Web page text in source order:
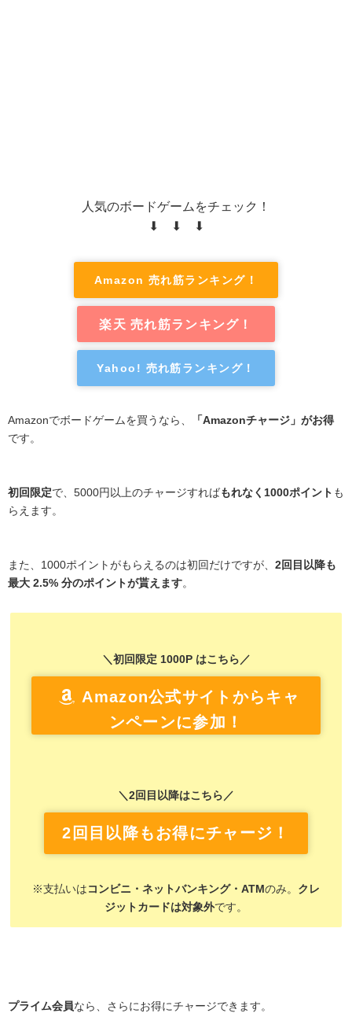
人気のボードゲームをチェック！
⬇ ⬇ ⬇
Amazon 売れ筋ランキング！
楽天 売れ筋ランキング！
Yahoo! 売れ筋ランキング！
Amazonでボードゲームを買うなら、
「Amazonチャージ」がお得
です。
初回限定で、5000円以上のチャージすればもれなく1000ポイント も
らえます。
また、1000ポイントがもらえるのは初回だけですが、 2回目以降も
最大 2.5% 分のポイントが貰えます。
＼初回限定 1000P はこちら／
Amazon公式サイトからキャ
ンペーンに参加！
＼2回目以降はこちら／
2回目以降もお得にチャージ！
※支払いは コンビニ・ネットバンキング・ATMのみ。 クレ
ジットカードは対象外です。
プライム会員なら、さらにお得にチャージできます。